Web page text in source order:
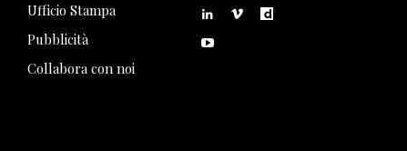
Ufficio Stampa
Pubblicità
Collabora con noi